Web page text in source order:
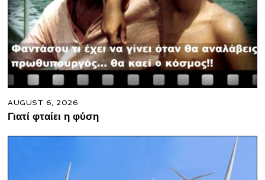
AUGUST 6, 2026
Γιατί φταίει η φύση